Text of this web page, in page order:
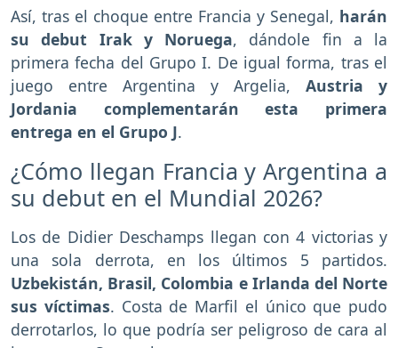
Así, tras el choque entre Francia y Senegal, harán
su debut Irak y Noruega, dándole fin a la
primera fecha del Grupo I. De igual forma, tras el
juego entre Argentina y Argelia, Austria y
Jordania complementarán esta primera
entrega en el Grupo J.
¿Cómo llegan Francia y Argentina a
su debut en el Mundial 2026?
Los de Didier Deschamps llegan con 4 victorias y
una sola derrota, en los últimos 5 partidos.
Uzbekistán, Brasil, Colombia e Irlanda del Norte
sus víctimas. Costa de Marfil el único que pudo
derrotarlos, lo que podría ser peligroso de cara al